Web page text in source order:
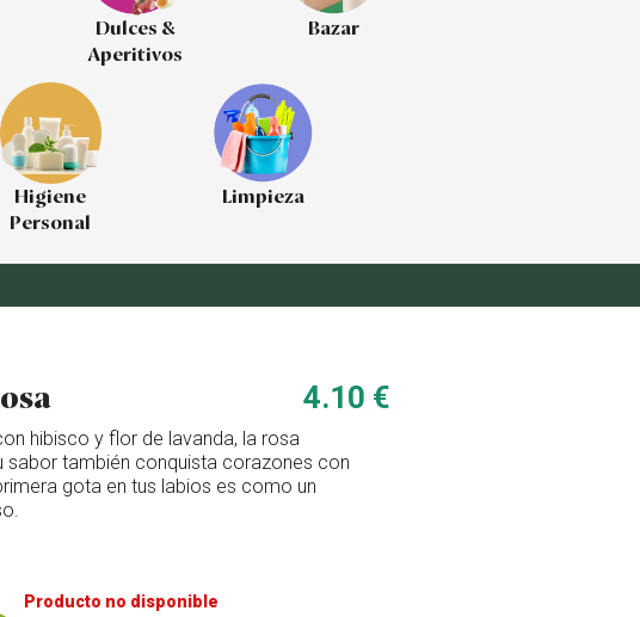
Dulces &
Aperitivos
Bazar
Higiene
Personal
Limpieza
4.10 €
hibisco y flor de lavanda, la rosa
sabor también conquista corazones con
gota en tus labios es como un
Producto no disponible